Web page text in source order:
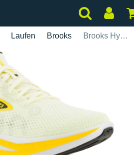
Laufen Brooks Brooks Hyperion 3 Herren